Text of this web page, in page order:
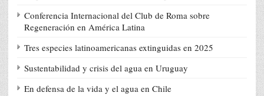
Conferencia Internacional del Club de Roma sobre
Regeneración en América Latina
Tres especies latinoamericanas extinguidas en 2025
Sustentabilidad y crisis del agua en Uruguay
En defensa de la vida y el agua en Chile